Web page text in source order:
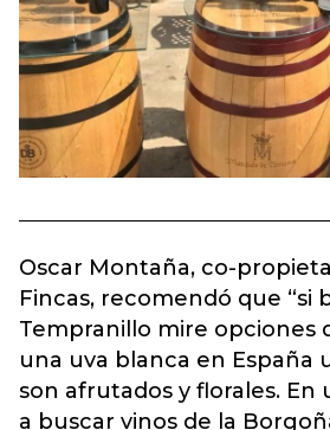
Oscar Montaña, co-
Fincas, recomendó que “si
Tempranillo mire opciones
una uva blanca en España
son afrutados y florales. En
a buscar vinos de la